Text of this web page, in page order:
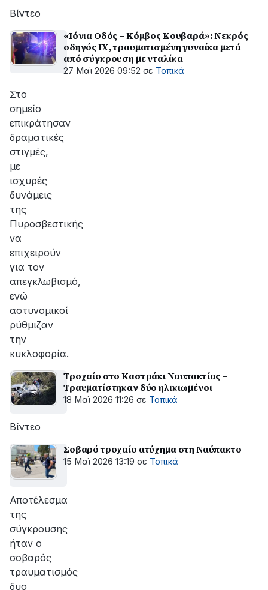
Βίντεο
«Ιόνια Οδός – Κόμβος Κουβαρά»: Νεκρός
οδηγός ΙΧ, τραυματισμένη γυναίκα μετά
από σύγκρουση με νταλίκα
27 Μαϊ 2026 09:52 σε Τοπικά
Στο
σημείο
επικράτησαν
δραματικές
στιγμές,
με
ισχυρές
δυνάμεις
της
Πυροσβεστικής
να
επιχειρούν
για τον
απεγκλωβισμό,
ενώ
αστυνομικοί
ρύθμιζαν
την
κυκλοφορία.
Τροχαίο στο Καστράκι Ναυπακτίας –
Τραυματίστηκαν δύο ηλικιωμένοι
18 Μαϊ 2026 11:26 σε Τοπικά
Βίντεο
Σοβαρό τροχαίο ατύχημα στη Ναύπακτο
15 Μαϊ 2026 13:19 σε Τοπικά
Αποτέλεσμα
της
σύγκρουσης
ήταν o
σοβαρός
τραυματισμός
δυο